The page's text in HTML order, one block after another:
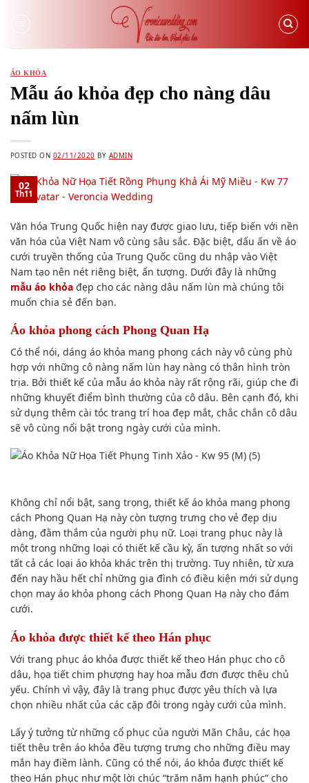
ÁO KHỎA
Mẫu áo khỏa đẹp cho nàng dâu
nấm lùn
POSTED ON 02/11/2020 BY ADMIN
02
Th11
Văn hóa Trung Quốc hiện nay được giao lưu, tiếp biến với nền
văn hóa của Việt Nam vô cùng sâu sắc. Đặc biệt, dấu ấn về áo
cưới truyền thống của Trung Quốc cũng du nhập vào Việt
Nam tạo nên nét riêng biệt, ấn tượng. Dưới đây là những
mẫu áo khỏa đẹp cho các nàng dâu nấm lùn mà chúng tôi
muốn chia sẻ đến bạn.
Áo khỏa phong cách Phong Quan Hạ
Có thể nói, dáng áo khỏa mang phong cách này vô cùng phù
hợp với những cô nàng nấm lùn hay nàng có thân hình tròn
trịa. Bởi thiết kế của mẫu áo khỏa này rất rộng rãi, giúp che đi
những khuyết điểm bình thường của cô dâu. Bên cạnh đó, khi
sử dụng thêm cài tóc trang trí hoa đẹp mắt, chắc chắn cô dâu
sẽ vô cùng nổi bật trong ngày cưới của mình.
Không chỉ nổi bật, sang trọng, thiết kế áo khỏa mang phong
cách Phong Quan Hạ này còn tượng trưng cho vẻ đẹp dịu
dàng, đằm thắm của người phụ nữ. Loại trang phục này là
một trong những loại có thiết kế cầu kỳ, ấn tượng nhất so với
tất cả các loại áo khỏa khác trên thị trường. Tuy nhiên, từ xưa
đến nay hầu hết chỉ những gia đình có điều kiện mới sử dụng
chọn may áo khỏa phong cách Phong Quan Hạ này cho đám
cưới.
Áo khỏa được thiết kế theo Hán phục
Với trang phục áo khỏa được thiết kế theo Hán phục cho cô
dâu, họa tiết chim phượng hay hoa mẫu đơn được thêu chủ
yếu. Chính vì vậy, đây là trang phục được yêu thích và lựa
chọn nhiều nhất của các cặp đôi trong ngày cưới của mình.
Lấy ý tưởng từ những cổ phục của người Mãn Châu, các họa
tiết thêu trên áo khỏa đều tượng trưng cho những điều may
mắn hay điềm lành. Cũng có thể nói, áo khỏa được thiết kế
theo Hán phục như một lời chúc “trăm năm hạnh phúc” cho